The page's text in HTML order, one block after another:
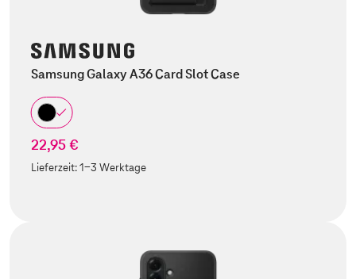
Samsung Galaxy A36 Card Slot Case
22,95 €
Lieferzeit:1-3 Werktage